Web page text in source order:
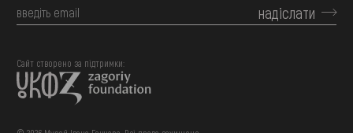
надіслати
Сайт створено за підтримки: